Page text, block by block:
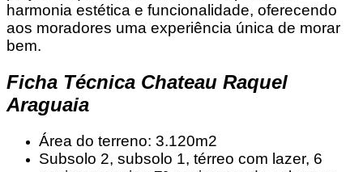
harmonia estética e funcionalidade, oferecendo
aos moradores uma experiência única de morar
bem.
Ficha Técnica Chateau Raquel
Araguaia
Área do terreno: 3.120m2
Subsolo 2, subsolo 1, térreo com lazer, 6